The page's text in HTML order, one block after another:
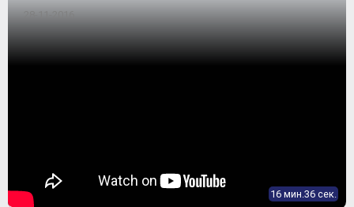
16 мин.36 сек.